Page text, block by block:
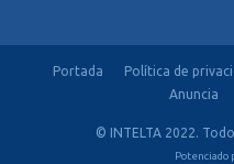
Portada Política de
Anuncia
© INTELTA 2022.
Potenciado